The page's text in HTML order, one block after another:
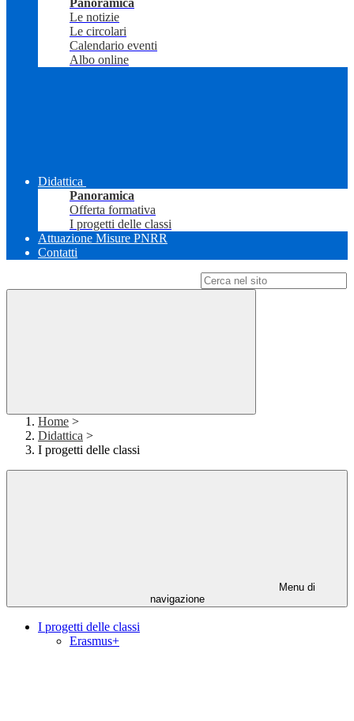
Panoramica
Le notizie
Le circolari
Calendario eventi
Albo online
Didattica
Panoramica
Offerta formativa
I progetti delle classi
Attuazione Misure PNRR
Contatti
Home >
Didattica >
I progetti delle classi
Menu di
navigazione
I progetti delle classi
Erasmus+